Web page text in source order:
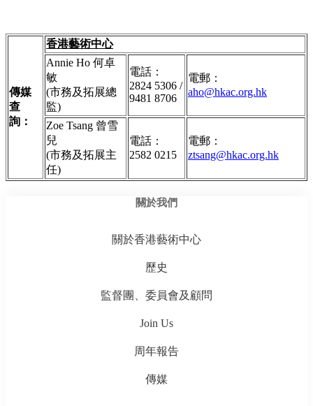
傳媒
查
詢：
香港藝術中心
Annie Ho 何卓
敏
(市務及拓展總
監)
電話：
2824 5306 /
9481 8706
電郵：
aho@hkac.org.hk
Zoe Tsang 曾雪
兒
(市務及拓展主
任)
電話：
2582 0215
電郵：
ztsang@hkac.org.hk
關於我們
關於香港藝術中心
歷史
監督團、委員會及顧問
Join Us
周年報告
傳媒